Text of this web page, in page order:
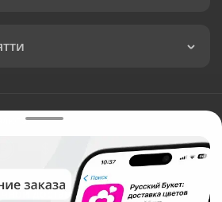
доставки цветов в Тольятти